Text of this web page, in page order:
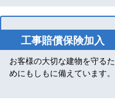
工事賠償保険加入
お客様の大切な建物を守るた
めにもしもに備えています。